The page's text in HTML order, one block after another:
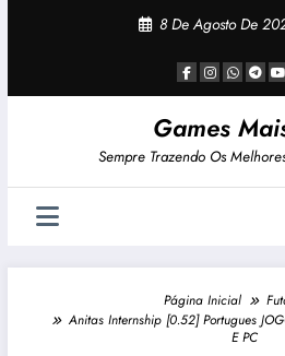
8 De Agosto De
Games
Sempre Trazendo Os
Página Inicial
Anitas Internship [0.52] Portugues
E PC